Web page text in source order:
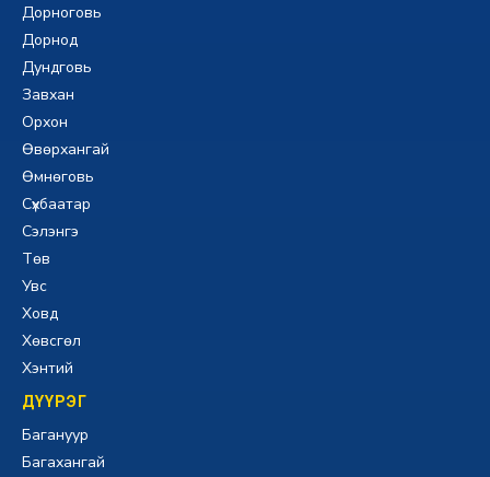
Дорноговь
Дорнод
Дундговь
Завхан
Орхон
Өвөрхангай
Өмнөговь
Сүхбаатар
Сэлэнгэ
Төв
Увс
Ховд
Хөвсгөл
Хэнтий
ДҮҮРЭГ
Багануур
Багахангай